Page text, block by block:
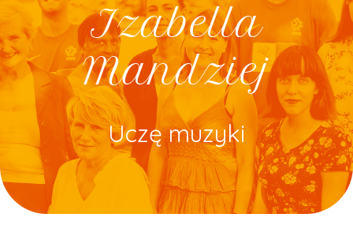
Izabella
Mandziej
Uczę muzyki